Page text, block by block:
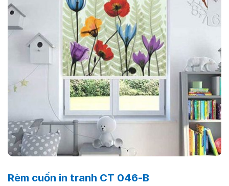
Rèm cuốn in tranh CT 046-B